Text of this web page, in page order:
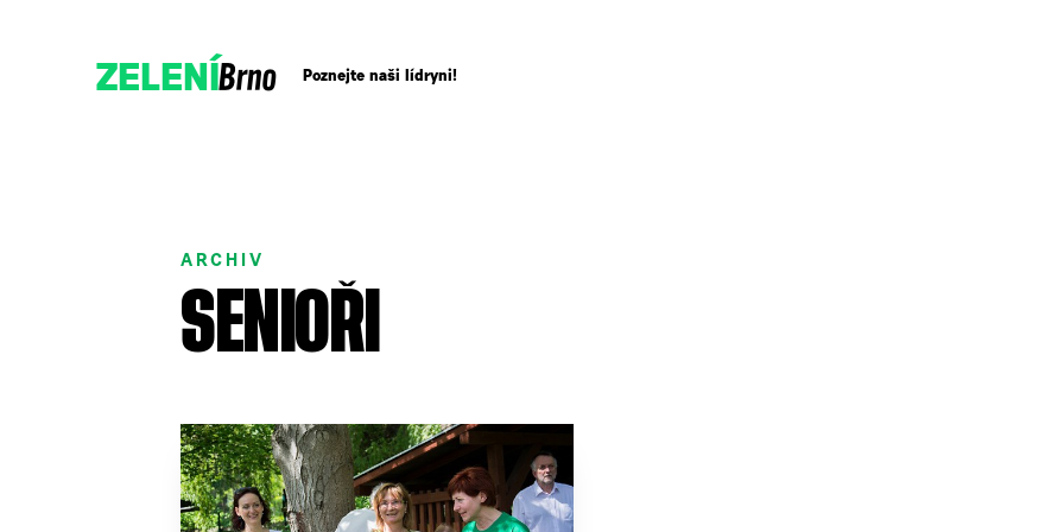
ZELENÍBrno Poznejte naši lídryni!
Podpořte nás darem
ARCHIV
SENIOŘI